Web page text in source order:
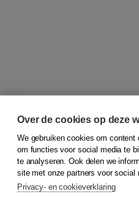
© 2026Koninklijke Boom
Klantenservice
Service & informatie
Contact
Over de cookies op deze
We gebruiken cookies om
om functies voor social media te
te analyseren. Ook delen we
site met onze partners voor social
Privacy- en cookieverklaring